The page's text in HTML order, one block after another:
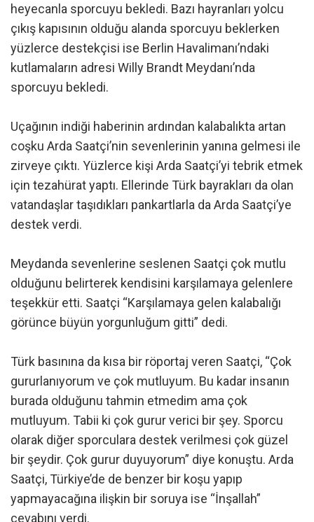
heyecanla sporcuyu bekledi. Bazı hayranları yolcu
çıkış kapısının olduğu alanda sporcuyu beklerken
yüzlerce destekçisi ise Berlin Havalimanı’ndaki
kutlamaların adresi Willy Brandt Meydanı’nda
sporcuyu bekledi.
Uçağının indiği haberinin ardından kalabalıkta artan
coşku Arda Saatçi’nin sevenlerinin yanına gelmesi ile
zirveye çıktı. Yüzlerce kişi Arda Saatçi’yi tebrik etmek
için tezahürat yaptı. Ellerinde Türk bayrakları da olan
vatandaşlar taşıdıkları pankartlarla da Arda Saatçi’ye
destek verdi.
Meydanda sevenlerine seslenen Saatçi çok mutlu
olduğunu belirterek kendisini karşılamaya gelenlere
teşekkür etti. Saatçi “Karşılamaya gelen kalabalığı
görünce büyün yorgunluğum gitti” dedi.
Türk basınına da kısa bir röportaj veren Saatçi, “Çok
gururlanıyorum ve çok mutluyum. Bu kadar insanın
burada olduğunu tahmin etmedim ama çok
mutluyum. Tabii ki çok gurur verici bir şey. Sporcu
olarak diğer sporculara destek verilmesi çok güzel
bir şeydir. Çok gurur duyuyorum” diye konuştu. Arda
Saatçi, Türkiye’de de benzer bir koşu yapıp
yapmayacağına ilişkin bir soruya ise “İnşallah”
cevabını verdi.